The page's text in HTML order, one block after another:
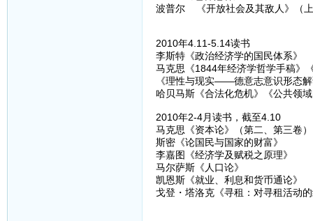
波普尔 《开放社会及其敌人》（
2010年4.11-5.14读书
李斯特《政治经济学的国民体系》
马克思《1844年经济学哲学手稿》
《理性与现实——德意志意识形态
哈贝马斯《合法化危机》《公共领
2010年2-4月读书，截至4.10
马克思《资本论》（第二、第三卷）
斯密《论国民与国家的财富》
李嘉图《经济学及赋税之原理》
马尔萨斯《人口论》
凯恩斯《就业、利息和货币通论》
戈登・塔洛克《寻租：对寻租活动